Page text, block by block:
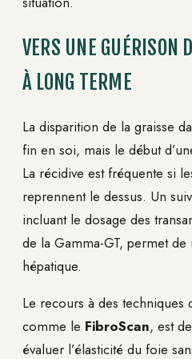
VERS UNE GUÉRISON
À LONG TERME
La disparition de la graisse
fin en soi, mais le début
La récidive est fréquente si
reprennent le dessus. Un
incluant le dosage des
de la Gamma-GT, permet
hépatique.
Le recours à des techniques
comme le FibroScan, est
évaluer l’élasticité du foie